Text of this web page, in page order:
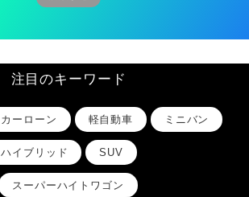
注目のキーワード
カーローン 軽自動車 ミニバン
ハイブリッド SUV
スーパーハイトワゴン